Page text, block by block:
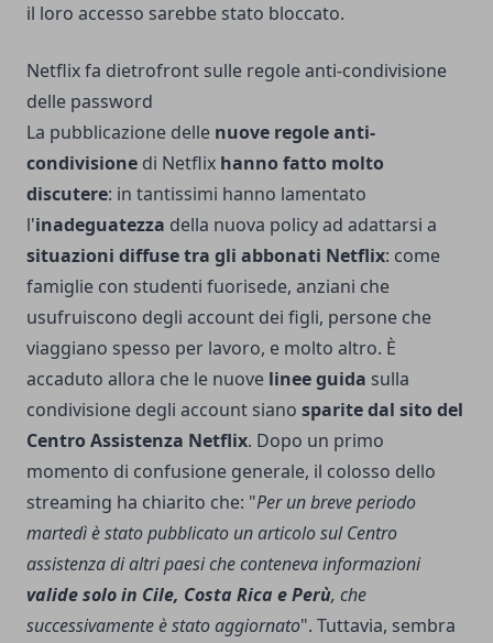
il loro accesso sarebbe stato bloccato.
Netflix fa dietrofront sulle regole anti-condivisione
delle password
La pubblicazione delle nuove regole anti-
condivisione di Netflix hanno fatto molto
discutere: in tantissimi hanno lamentato
l'inadeguatezza della nuova policy ad adattarsi a
situazioni diffuse tra gli abbonati Netflix: come
famiglie con studenti fuorisede, anziani che
usufruiscono degli account dei figli, persone che
viaggiano spesso per lavoro, e molto altro. È
accaduto allora che le nuove linee guida sulla
condivisione degli account siano sparite dal sito del
Centro Assistenza Netflix. Dopo un primo
momento di confusione generale, il colosso dello
streaming ha chiarito che: "Per un breve periodo
martedì è stato pubblicato un articolo sul Centro
assistenza di altri paesi che conteneva informazioni
valide solo in Cile, Costa Rica e Perù, che
successivamente è stato aggiornato". Tuttavia, sembra